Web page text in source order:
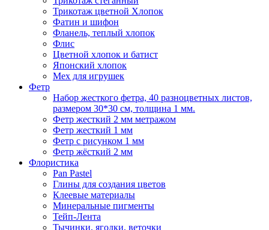
Трикотаж цветной Хлопок
Фатин и шифон
Фланель, теплый хлопок
Флис
Цветной хлопок и батист
Японский хлопок
Мех для игрушек
Фетр
Набор жесткого фетра, 40 разноцветных листов,
размером 30*30 см, толщина 1 мм.
Фетр жесткий 2 мм метражом
Фетр жесткий 1 мм
Фетр с рисунком 1 мм
Фетр жёсткий 2 мм
Флористика
Pan Pastel
Глины для создания цветов
Клеевые материалы
Минеральные пигменты
Тейп-Лента
Тычинки, ягодки, веточки